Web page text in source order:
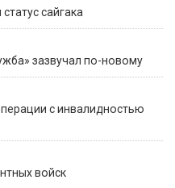
сайгака
зазвучал по-новому
с инвалидностью
войск